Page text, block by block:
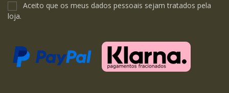
Aceito que os meus dados pessoais sejam tratados pela
loja.